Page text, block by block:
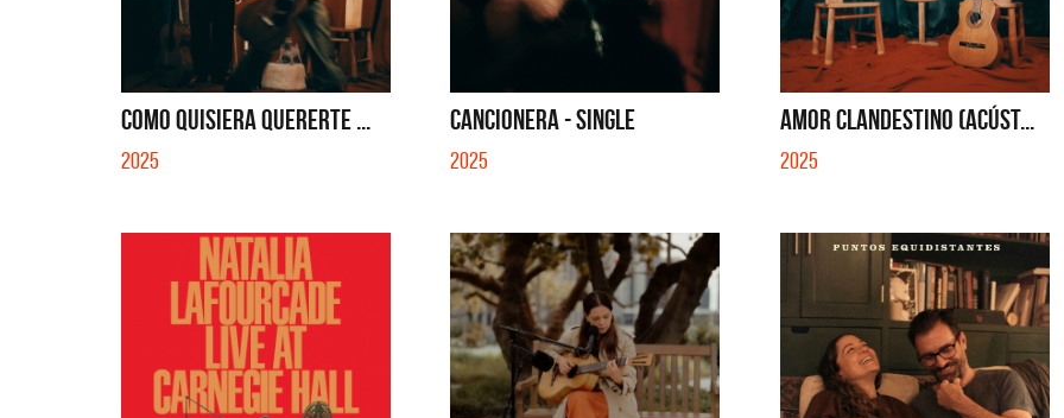
COMO QUISIERA QUERERTE ...
2025
CANCIONERA - SINGLE
2025
AMOR CLANDESTINO (ACÚST...
2025